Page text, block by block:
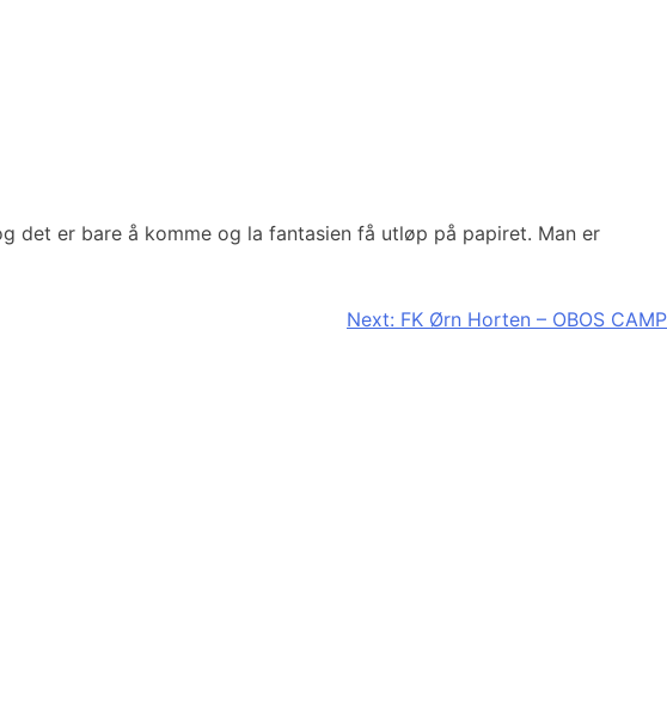
det er bare å komme og la fantasien få utløp på papiret. Man er
Next: FK Ørn Horten – OBOS CAMP